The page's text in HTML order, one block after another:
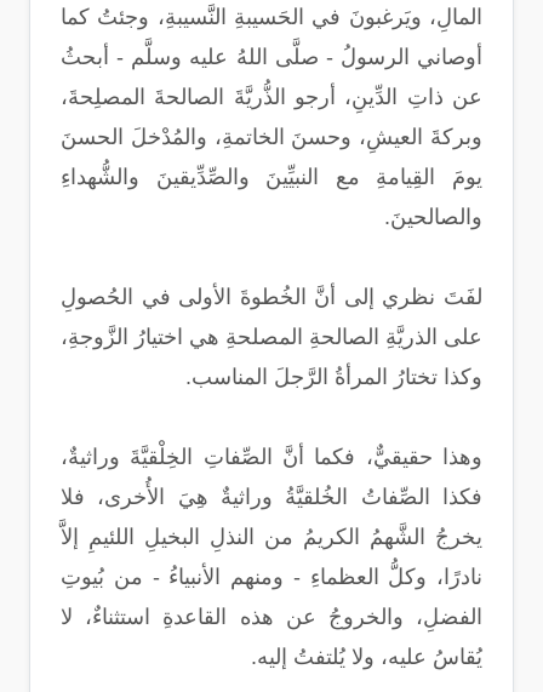
المالِ، ويَرغبونَ في الحَسيبةِ النَّسيبةِ، وجئتُ كما
أوصاني الرسولُ - صلَّى اللهُ عليه وسلَّم - أبحثُ
عن ذاتِ الدِّينِ، أرجو الذُّريَّةَ الصالحةَ المصلِحةَ،
وبركةَ العيشِ، وحسنَ الخاتمةِ، والمُدْخلَ الحسنَ
يومَ القِيامةِ مع النبيِّينَ والصِّدِّيقينَ والشُّهداءِ
والصالحينَ.
لفَتَ نظري إلى أنَّ الخُطوةَ الأولى في الحُصولِ
على الذريَّةِ الصالحةِ المصلحةِ هي اختيارُ الزَّوجةِ،
وكذا تختارُ المرأةُ الرَّجلَ المناسب.
وهذا حقيقيٌّ، فكما أنَّ الصِّفاتِ الخِلْقيَّةَ وراثيةٌ،
فكذا الصِّفاتُ الخُلقيَّةُ وراثيةٌ هِيَ الأُخرى، فلا
يخرجُ الشَّهمُ الكريمُ من النذلِ البخيلِ اللئيمِ إلاَّ
نادرًا، وكلُّ العظماءِ - ومنهم الأنبياءُ - من بُيوتِ
الفضلِ، والخروجُ عن هذه القاعدةِ استثناءٌ، لا
يُقاسُ عليه، ولا يُلتفتُ إليه.